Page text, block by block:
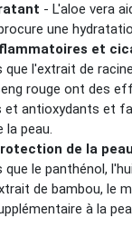
- L'aloe vera
une
et
que l'extrait de
rouge ont des
et antioxydants et
la peau.
de la peau
le panthénol,
de bambou, le
à la